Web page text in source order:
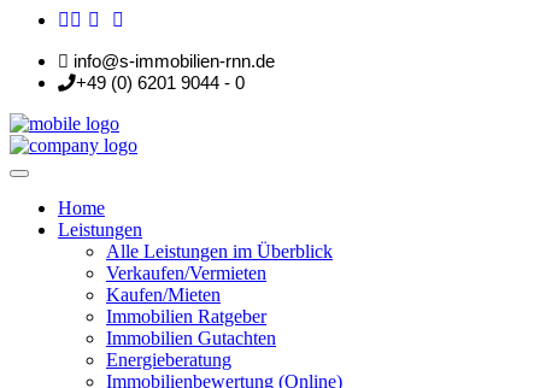
info@s-immobilien-rnn.de
+49 (0) 6201 9044 - 0
Home
Leistungen
Alle Leistungen im Überblick
Verkaufen/Vermieten
Kaufen/Mieten
Immobilien Ratgeber
Immobilien Gutachten
Energieberatung
Immobilienbewertung (Online)